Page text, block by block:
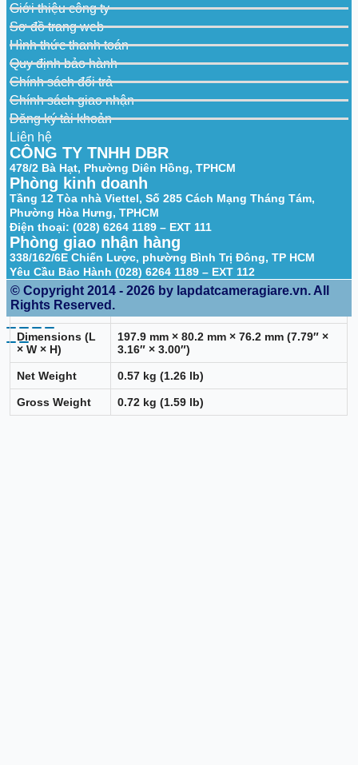
Power
Power Supply 12 VDC, PoE
Power
Consumption
Wide Voltage Yes (±30% tolerance for some supplies)
Environment
Operating
Temperature
-40℃ to +60℃ (-40℉ to +140℉)
Operating
Humidity
≤95% (RH), non-condensing
Protection
Grade
IP67
Physical
Casing Material
Dimensions (L
× W × H)
197.9 mm × 80.2 mm × 76.2 mm (7.79″ ×
3.16″ × 3.00″)
Net Weight 0.57 kg (1.26 lb)
Gross Weight 0.72 kg (1.59 lb)
Giới thiệu công ty
Sơ đồ trang web
Hình thức thanh toán
Quy định bảo hành
Chính sách đổi trả
Chính sách giao nhận
Đăng ký tài khoản
Liên hệ
CÔNG TY TNHH DBR
478/2 Bà Hạt, Phường Diên Hồng, TPHCM
Phòng kinh doanh
Tầng 12 Tòa nhà Viettel, Số 285 Cách Mạng Tháng Tám,
Phường Hòa Hưng, TPHCM
Điện thoại: (028) 6264 1189 – EXT 111
Phòng giao nhận hàng
338/162/6E Chiến Lược, phường Bình Trị Đông, TP HCM
Yêu Cầu Bảo Hành (028) 6264 1189 – EXT 112
© Copyright 2014 - 2026 by lapdatcameragiare.vn. All
Rights Reserved.